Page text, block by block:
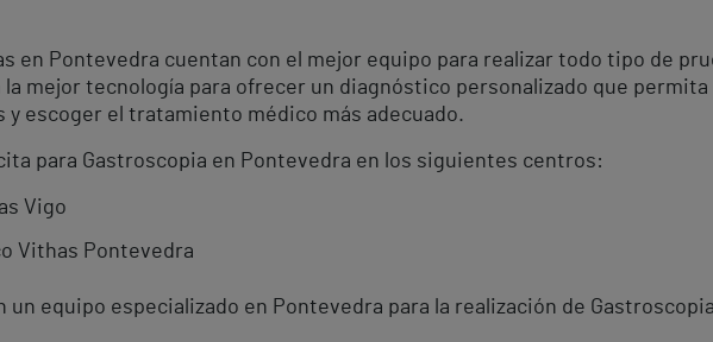
en Pontevedra cuentan con el mejor equipo para realizar todo tipo de
la mejor tecnología para ofrecer un diagnóstico personalizado que
y escoger el tratamiento médico más adecuado.
para Gastroscopia en Pontevedra en los siguientes centros:
Vigo
Vithas Pontevedra
un equipo especializado en Pontevedra para la realización de